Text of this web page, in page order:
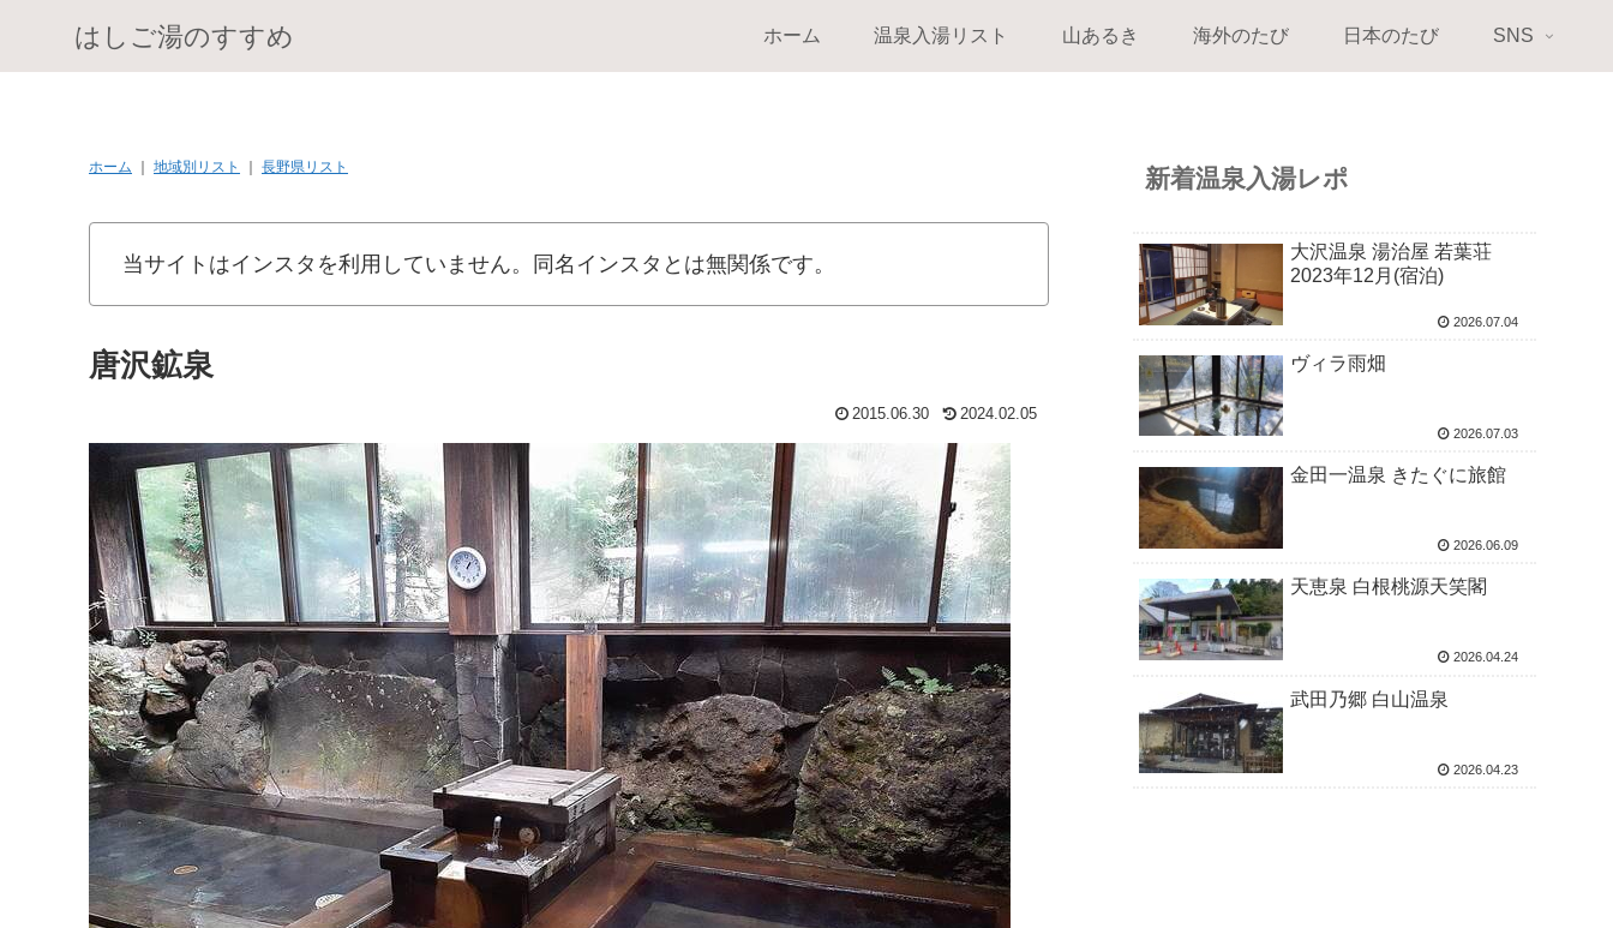
はしご湯のすすめ ホーム 温泉入湯リスト 山あるき 海外のたび 日本のたび SNS
ホーム 地域別リスト 長野県リスト
当サイトはインスタを利用していません。同名インスタとは無関係です。
唐沢鉱泉
2015.06.30 2024.02.05
新着温泉入湯レポ
大沢温泉 湯治屋 若葉荘
2023年12月(宿泊)
2026.07.04
ヴィラ雨畑
2026.07.03
金田一温泉 きたぐに旅館
2026.06.09
天恵泉 白根桃源天笑閣
2026.04.24
武田乃郷 白山温泉
2026.04.23